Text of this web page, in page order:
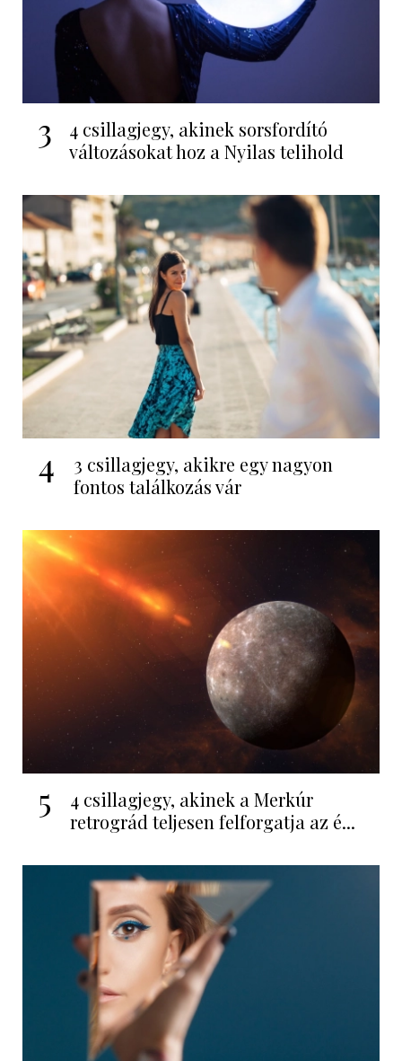
3
4 csillagjegy, akinek sorsfordító
változásokat hoz a Nyilas telihold
4
3 csillagjegy, akikre egy nagyon
fontos találkozás vár
5
4 csillagjegy, akinek a Merkúr
retrográd teljesen felforgatja az é...